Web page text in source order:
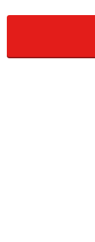
私は『成功に
た。